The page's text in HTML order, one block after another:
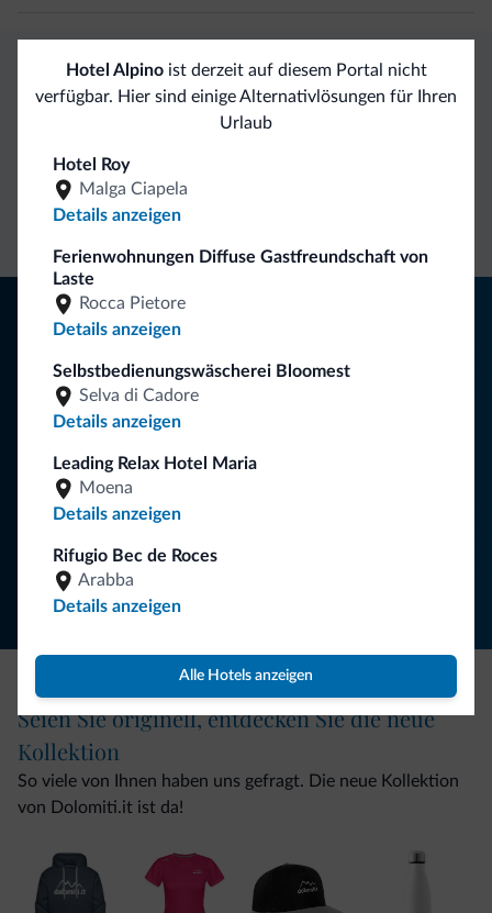
Hotel Alpinoist derzeit auf diesem Portal nicht
verfügbar. Hier sind einige Alternativlösungen für Ihren
Urlaub
Hotel Roy
Malga Ciapela
Details anzeigen
Ferienwohnungen Diffuse Gastfreundschaft von
Laste
Rocca Pietore
Details anzeigen
Selbstbedienungswäscherei Bloomest
Selva di Cadore
Details anzeigen
Leading Relax Hotel Maria
Moena
Details anzeigen
Rifugio Bec de Roces
Arabba
Details anzeigen
Alle Hotels anzeigen
Exklusive Vorteile von Dolomiti.it
Direkter
Kontakt
Preise
Folgen Sie Dolomiti.it auf
Tipps aus den Dolomiten
Neuigkeiten für Ihren Urlaub in den Dolomiten.
NEWSLETTER ABONNIEREN
Seien Sie originell, entdecken Sie die neue
Kollektion
So viele von Ihnen haben uns gefragt. Die neue Kollektion
von Dolomiti.it ist da!